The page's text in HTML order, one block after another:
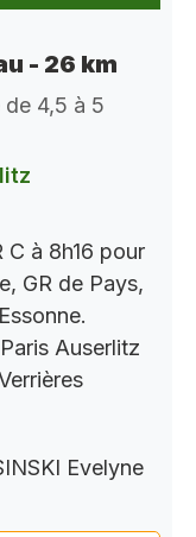
- 26 km
4,5 à 5
C à 8h16 pour
GR de Pays,
Auserlitz
Evelyne